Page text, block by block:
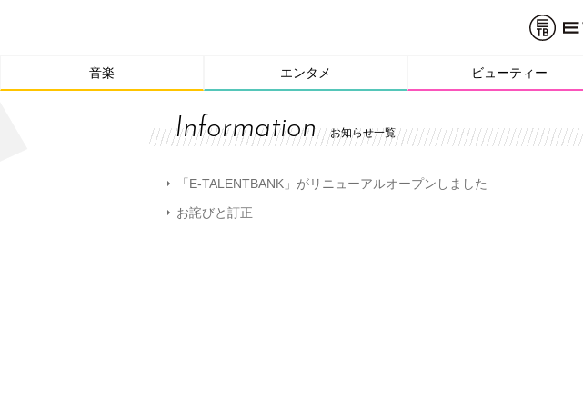
音楽 エンタメ ビューティー
Information お知らせ一覧
「E-TALENTBANK」がリニューアルオープンしました
お詫びと訂正